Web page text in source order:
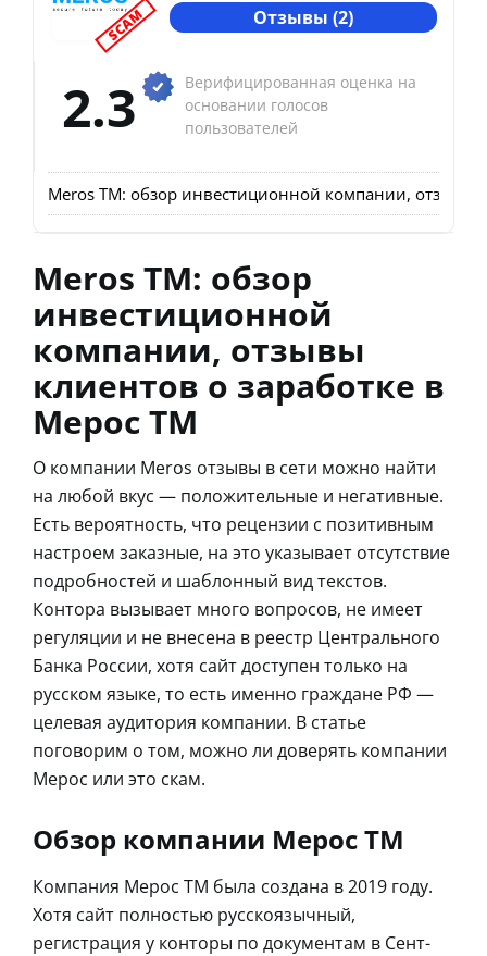
SCAM Отзывы (2)
2.3
Верифицированная оценка на
основании голосов
пользователей
Meros TM: обзор инвестиционной компании, отзывы
Meros TM: обзор
инвестиционной
компании, отзывы
клиентов о заработке в
Мерос ТМ
О компании Meros отзывы в сети можно найти
на любой вкус — положительные и негативные.
Есть вероятность, что рецензии с позитивным
настроем заказные, на это указывает отсутствие
подробностей и шаблонный вид текстов.
Контора вызывает много вопросов, не имеет
регуляции и не внесена в реестр Центрального
Банка России, хотя сайт доступен только на
русском языке, то есть именно граждане РФ —
целевая аудитория компании. В статье
поговорим о том, можно ли доверять компании
Мерос или это скам.
Обзор компании Мерос ТМ
Компания Мерос ТМ была создана в 2019 году.
Хотя сайт полностью русскоязычный,
регистрация у конторы по документам в Сент-